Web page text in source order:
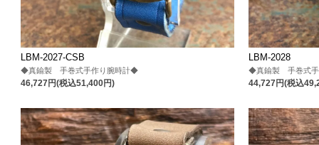
LBM-2027-CSB
◆真鍮製 手巻式手作り腕時計◆
46,727円(税込51,400円)
LBM-2028
◆真鍮製 手巻式
44,727円(税込